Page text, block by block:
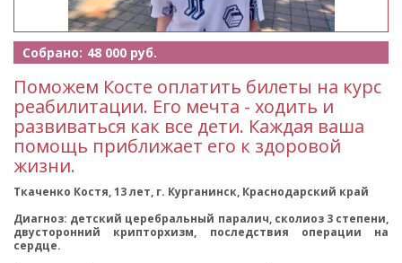
Собрано: 48 000 руб.
Поможем Косте оплатить билеты на курс
реабилитации. Его мечта - ходить и
развиваться как все дети. Каждая ваша
помощь приближает его к здоровой
жизни.
Ткаченко Костя, 13 лет, г. Курганинск, Краснодарский край
Диагноз: детский церебральный паралич, сколиоз 3 степени,
двусторонний крипторхизм, последствия операции на
сердце.